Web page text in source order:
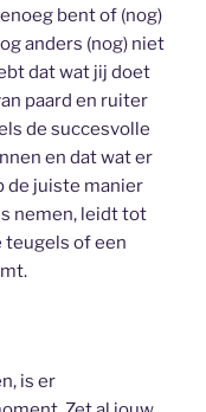
bent of (nog)
anders (nog) niet
dat wat jij doet
paard en ruiter
de succesvolle
en dat wat er
de juiste manier
nemen, leidt tot
teugels of een
is er